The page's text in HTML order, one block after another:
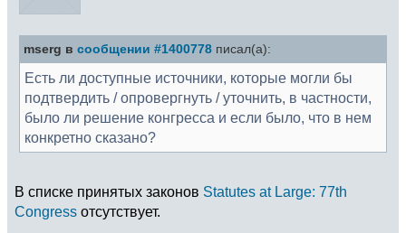
mserg в сообщении #1400778 писал(а):
Есть ли доступные источники, которые могли бы
подтвердить / опровергнуть / уточнить, в частности,
было ли решение конгресса и если было, что в нем
конкретно сказано?
В списке принятых законов Statutes at Large: 77th
Congress отсутствует.